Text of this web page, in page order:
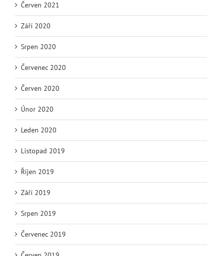
Červen 2021
Září 2020
Srpen 2020
Červenec 2020
Červen 2020
Únor 2020
Leden 2020
Listopad 2019
Říjen 2019
Září 2019
Srpen 2019
Červenec 2019